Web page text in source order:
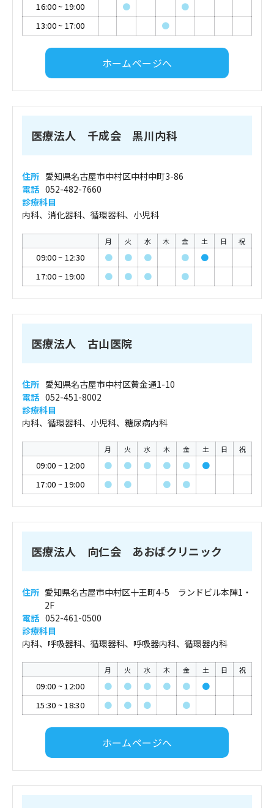
16:00~ 19:00 ●
●
13:00~ 17:00 ●
ホームページへ
医療法人 千成会 黒川内科
住所 愛知県名古屋市中村区中村中町3-86
電話 052-482-7660
診療科目
内科、消化器科、循環器科、小児科
月 火 水 木 金 土 日 祝
09:00~ 12:30 ● ● ● ●
●
17:00~ 19:00 ● ● ● ●
医療法人 古山医院
住所 愛知県名古屋市中村区黄金通1-10
電話 052-451-8002
診療科目
内科、循環器科、小児科、糖尿病内科
月 火 水 木 金 土 日 祝
09:00 ~12:00 ● ● ● ● ●
●
17:00 ~19:00 ● ● ● ●
医療法人 向仁会 あおばクリニック
住所 愛知県名古屋市中村区十王町4-5 ランドビル本陣1・
2F
電話 052-461-0500
診療科目
内科、呼吸器科、循環器科、呼吸器内科、循環器内科
月 火 水 木 金 土 日 祝
09:00 ~12:00 ● ● ● ● ●
●
15:30 ~18:30 ● ● ● ●
ホームページへ